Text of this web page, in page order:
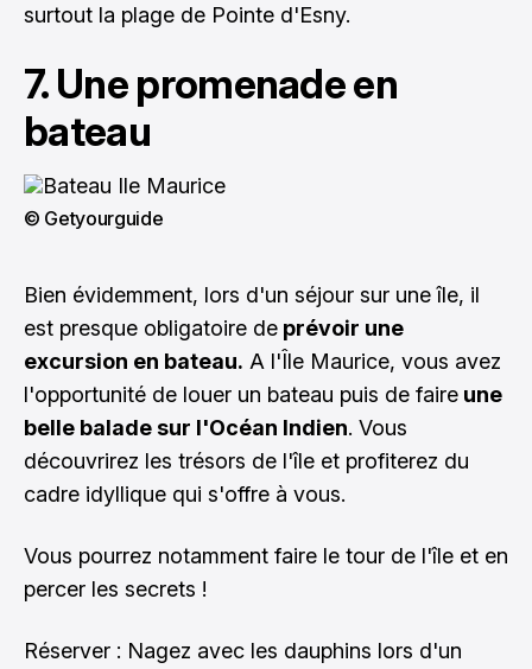
surtout la plage de Pointe d'Esny.
7. Une promenade en
bateau
© Getyourguide
Bien évidemment, lors d'un séjour sur une île, il
est presque obligatoire de prévoir une
excursion en bateau. A l'Île Maurice, vous avez
l'opportunité de louer un bateau puis de faire une
belle balade sur l'Océan Indien. Vous
découvrirez les trésors de l'île et profiterez du
cadre idyllique qui s'offre à vous.
Vous pourrez notamment faire le tour de l'île et en
percer les secrets !
Réserver : Nagez avec les dauphins lors d'un